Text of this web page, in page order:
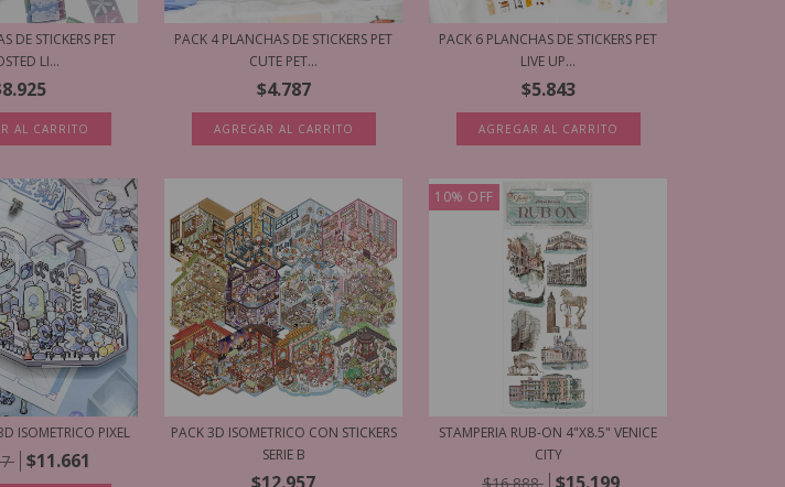
DE STICKERS PET
LI...
AL CARRITO
PACK 4 PLANCHAS DE STICKERS PET
CUTE PET...
$4.787
AGREGAR AL CARRITO
PACK 6 PLANCHAS DE STICKERS PET
LIVE UP...
$5.843
AGREGAR AL CARRITO
ISOMETRICO PIXEL
$11.661
PACK 3D ISOMETRICO CON STICKERS
SERIE B
$12.957
10% OFF
STAMPERIA RUB-ON 4"X8.5" VENICE
CITY
$16.888 $15.199